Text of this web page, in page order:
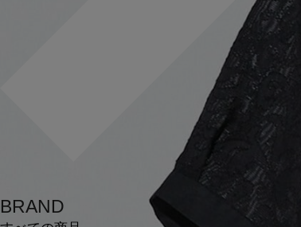
BRAND